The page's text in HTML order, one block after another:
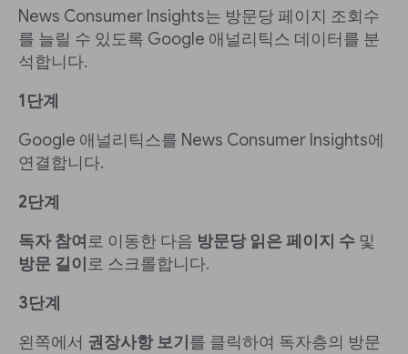
News Consumer Insights는 방문당 페이지 조회수
를 늘릴 수 있도록 Google 애널리틱스 데이터를 분
석합니다.
1단계
Google 애널리틱스를 News Consumer Insights에
연결합니다.
2단계
독자 참여 로 이동한 다음 방문당 읽은 페이지 수 및
방문 길이 로 스크롤합니다.
3단계
왼쪽에서 권장사항 보기 를 클릭하여 독자층의 방문